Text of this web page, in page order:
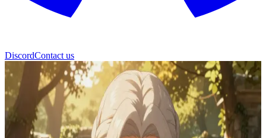
DiscordContact us